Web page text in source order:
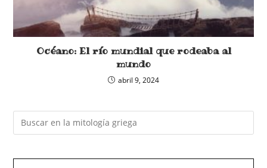
Océano: El río mundial que rodeaba al
mundo
abril 9, 2024